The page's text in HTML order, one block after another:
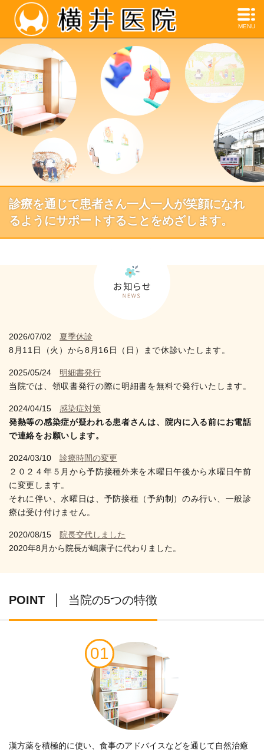
MENU
診療を通じて患者さん一人一人が笑顔になれ
るようにサポートすることをめざします。
2026/07/02
夏季休診
8月11日（火）から8月16日（日）まで休診いたします。
2025/05/24
明細書発行
当院では、領収書発行の際に明細書を無料で発行いたします。
2024/04/15
感染症対策
発熱等の感染症が疑われる患者さんは、院内に入る前にお電話
で連絡をお願いします。
2024/03/10
診療時間の変更
２０２４年５月から予防接種外来を木曜日午後から水曜日午前
に変更します。
それに伴い、水曜日は、予防接種（予約制）のみ行い、一般診
療は受け付けません。
2020/08/15
院長交代しました
2020年8月から院長が嶋康子に代わりました。
POINT 当院の5つの特徴
01
漢方薬を積極的に使い、食事のアドバイスなどを通じて自然治癒